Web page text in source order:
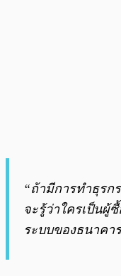
“ถ้ามีการทำธุรก
จะรู้ว่าใครเป็นผู้
ระบบของธนาคา